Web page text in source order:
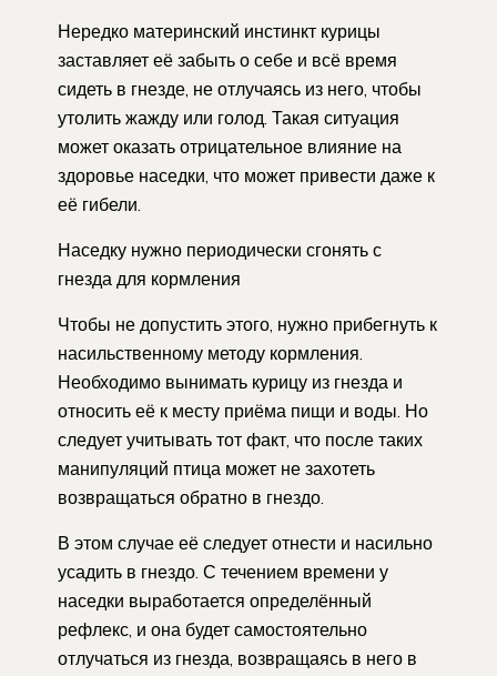
Нередко материнский инстинкт курицы
заставляет её забыть о себе и всё время
сидеть в гнезде, не отлучаясь из него, чтобы
утолить жажду или голод. Такая ситуация
может оказать отрицательное влияние на
здоровье наседки, что может привести даже к
её гибели.
Наседку нужно периодически сгонять с
гнезда для кормления
Чтобы не допустить этого, нужно прибегнуть к
насильственному методу кормления.
Необходимо вынимать курицу из гнезда и
относить её к месту приёма пищи и воды. Но
следует учитывать тот факт, что после таких
манипуляций птица может не захотеть
возвращаться обратно в гнездо.
В этом случае её следует отнести и насильно
усадить в гнездо. С течением времени у
наседки выработается определённый
рефлекс, и она будет самостоятельно
отлучаться из гнезда, возвращаясь в него в